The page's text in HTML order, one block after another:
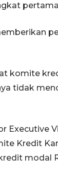
komite
tidak
Executive
Kredit
modal